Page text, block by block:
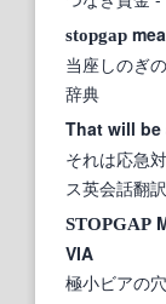
stopgap
当座しのぎ
辞典
That will be
それは応急
ス英会話翻
STOPGAP
VIA
極小ビアの